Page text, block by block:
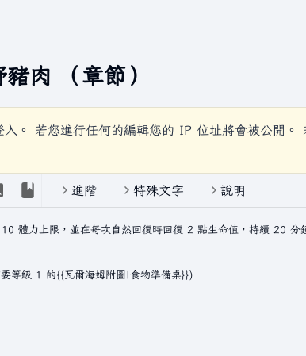
豬肉 （章節）
入。 若您進行任何的編輯您的 IP 位址將會被公開。
進階 特殊文字 說明